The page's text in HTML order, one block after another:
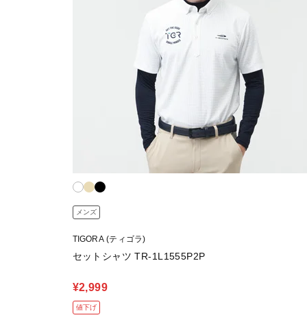
メンズ
TIGORA (ティゴラ)
セットシャツ TR-1L1555P2P
¥2,999
値下げ